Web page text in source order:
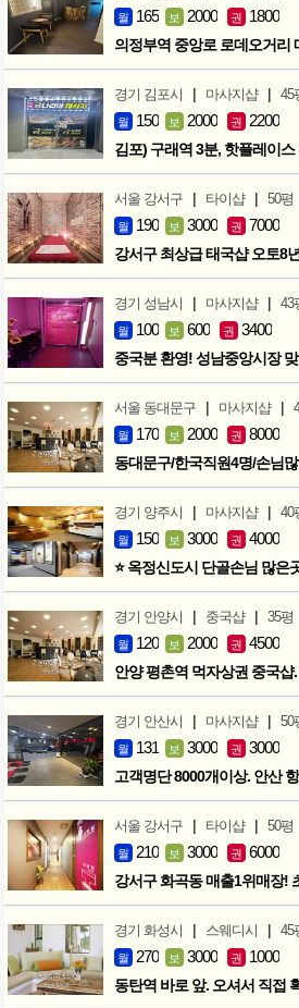
월 165 보 2000 권 1800
의정부역 중앙로 로데오거리
경기 김포시 | 마사지샵 | 45
월 150 보 2000 권 2200
김포) 구래역 3분, 핫플레이
서울 강서구 | 타이샵 | 50평
월 190 보 3000 권 7000
경기 성남시 | 마사지샵 | 43
월 100 보 600 권 3400
서울 동대문구 | 마사지샵 |
월 170 보 2000 권 8000
동대문구/한국직원4명/손님
경기 양주시 | 마사지샵 | 40
월 150 보 3000 권 4000
⭐ 옥정신도시 단골손님 많은
경기 안양시 | 중국샵 | 35평
월 120 보 2000 권 4500
경기 안산시 | 마사지샵 | 50
월 131 보 3000 권 3000
고객명단 8000개이상. 안산
서울 강서구 | 타이샵 | 50평
월 210 보 3000 권 6000
강서구 화곡동 매출1위매장!
경기 화성시 | 스웨디시 | 45
월 270 보 3000 권 1000
동탄역 바로 앞. 오셔서 직접